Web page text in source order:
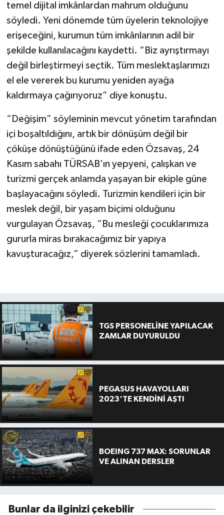
temel dijital imkânlardan mahrum olduğunu
söyledi. Yeni dönemde tüm üyelerin teknolojiye
erişeceğini, kurumun tüm imkânlarının adil bir
şekilde kullanılacağını kaydetti. “Biz ayrıştırmayı
değil birleştirmeyi seçtik. Tüm meslektaşlarımızı
el ele vererek bu kurumu yeniden ayağa
kaldırmaya çağırıyoruz” diye konuştu.
“Değişim” söyleminin mevcut yönetim tarafından
içi boşaltıldığını, artık bir dönüşüm değil bir
çöküşe dönüştüğünü ifade eden Özsavaş, 24
Kasım sabahı TÜRSAB’ın yepyeni, çalışkan ve
turizmi gerçek anlamda yaşayan bir ekiple güne
başlayacağını söyledi. Turizmin kendileri için bir
meslek değil, bir yaşam biçimi olduğunu
vurgulayan Özsavaş, “Bu mesleği çocuklarımıza
gururla miras bırakacağımız bir yapıya
kavuşturacağız,” diyerek sözlerini tamamladı.
TGS PERSONELİNE YAPILACAK
ZAMLAR DUYURULDU
PEGASUS HAVAYOLLARI
2023'TE KENDİNİ AŞTI
BOEING 737 MAX: SORUNLAR
VE ALINAN DERSLER
Bunlar da ilginizi çekebilir